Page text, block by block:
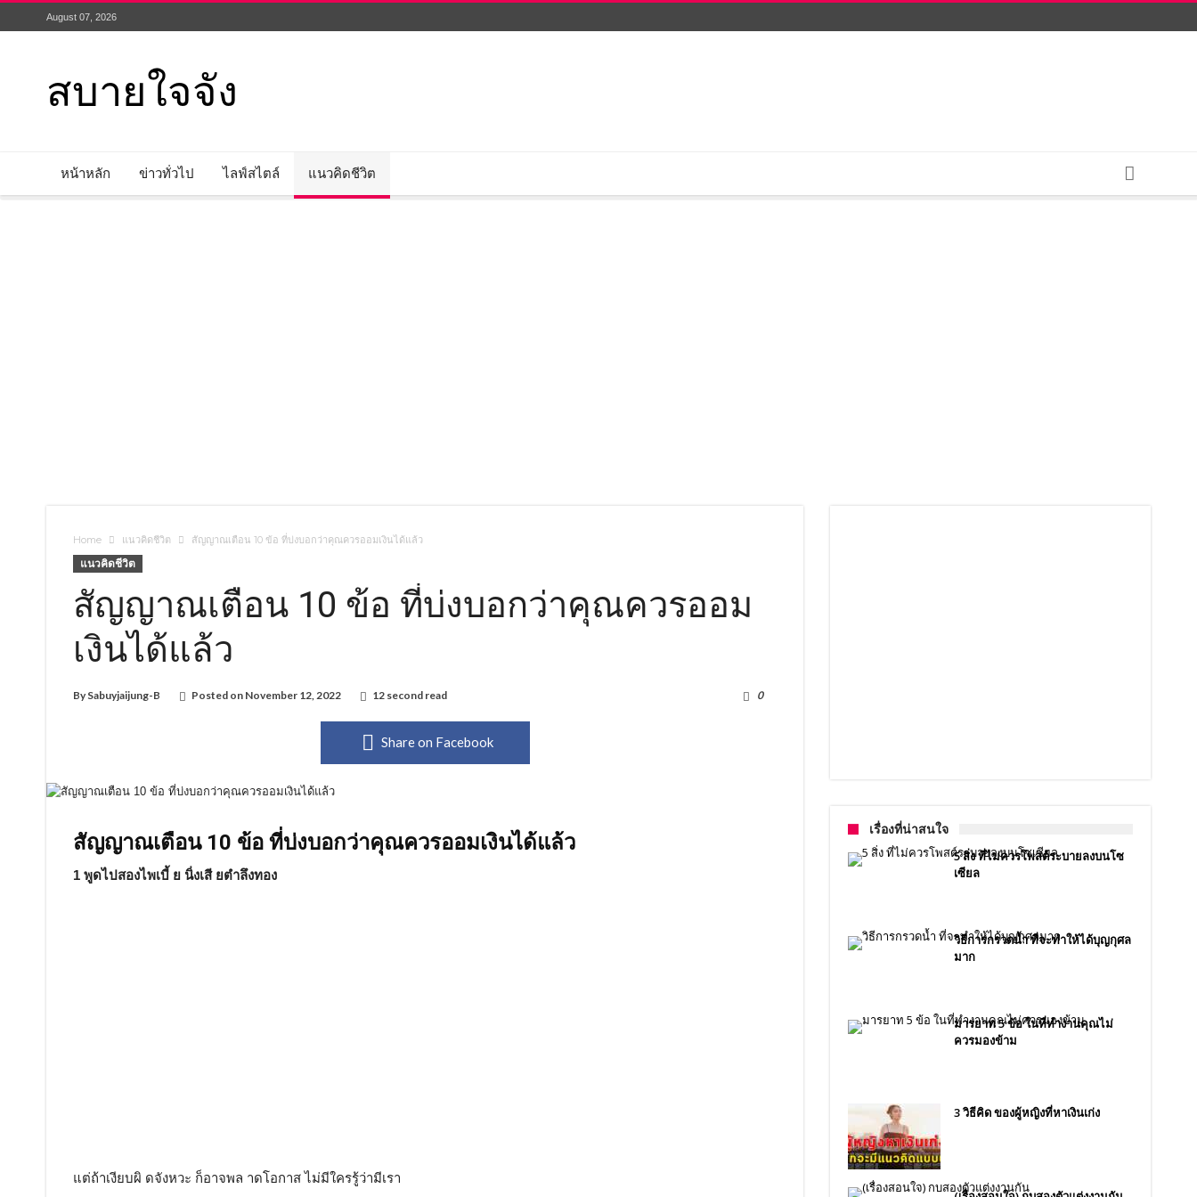
August 07, 2026
สบายใจจัง
หน้าหลัก ข่าวทั่วไป ไลฟ์สไตล์ แนวคิดชีวิต
Home แนวคิดชีวิต สัญญาณเตือน 10 ข้อ ที่บ่งบอกว่าคุณควรออมเงินได้แล้ว
แนวคิดชีวิต
สัญญาณเตือน 10 ข้อ ที่บ่งบอกว่าคุณควรออม
เงินได้แล้ว
By Sabuyjaijung-B Posted on November 12, 2022 12 second read 0
Share on Facebook
สัญญาณเตือน 10 ข้อ ที่บ่งบอกว่าคุณควรออมเงินได้แล้ว
1 พูดไปสองไพเบี้ ย นิ่งเสี ยตำลึงทอง
แต่ถ้าเงียบผิ ดจังหวะ ก็อาจพล าดโอกาส ไม่มีใครรู้ว่ามีเรา
เรื่องที่น่าสนใจ
5 สิ่ง ที่ไม่ควรโพสต์ระบายลงบนโซ
เซียล
วิธีการกรวดน้ำ ที่จะทำให้ได้บุญกุศล
มาก
มารยาท 5 ข้อ ในที่ทำงานคุณไม่
ควรมองข้าม
3 วิธีคิด ของผู้หญิงที่หาเงินเก่ง